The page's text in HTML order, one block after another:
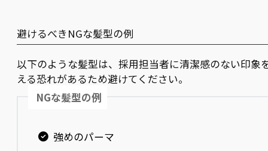
避けるべきNGな髪型の例
以下のような髪型は、採用担当者に清潔感のない印象
える恐れがあるため避けてください。
NGな髪型の例
強めのパーマ